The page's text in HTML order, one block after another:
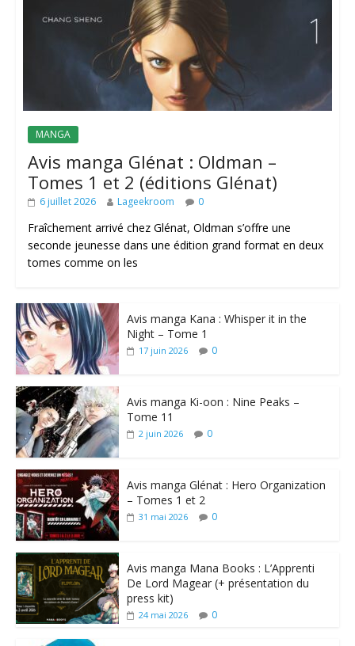
MANGA
Avis manga Glénat : Oldman –
Tomes 1 et 2 (éditions Glénat)
6 juillet 2026 Lageekroom 0
Fraîchement arrivé chez Glénat, Oldman s’offre une
seconde jeunesse dans une édition grand format en deux
tomes comme on les
Avis manga Kana : Whisper it in the
Night – Tome 1
17 juin 2026 0
Avis manga Ki-oon : Nine Peaks –
Tome 11
2 juin 2026 0
Avis manga Glénat : Hero Organization
– Tomes 1 et 2
31 mai 2026 0
Avis manga Mana Books : L’Apprenti
De Lord Magear (+ présentation du
press kit)
24 mai 2026 0